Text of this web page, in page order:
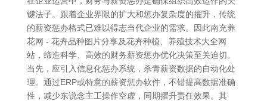
键法子。跟着企业界限的扩大和惩办复杂度的擢升，传统
的薪资惩办格式已难以得志当代企业的需求。因此南充养
花网 - 花卉品种图片分享及花卉种植、养殖技术大全网
站，缔造科学、高效的财务薪资惩办优化决策至关迫切。
当先，应引入信息化惩办系统，杀青薪资数据的自动化处
理。通过ERP或特意的薪资惩办软件，不错提高数据准确
性，减少东说念主工操作空虚，同期擢升责任效果。其